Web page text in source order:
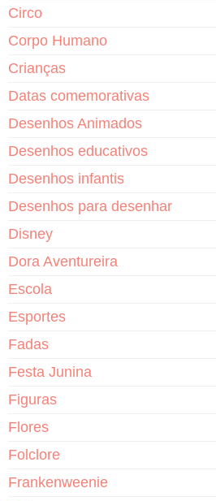
Circo
Corpo Humano
Crianças
Datas comemorativas
Desenhos Animados
Desenhos educativos
Desenhos infantis
Desenhos para desenhar
Disney
Dora Aventureira
Escola
Esportes
Fadas
Festa Junina
Figuras
Flores
Folclore
Frankenweenie